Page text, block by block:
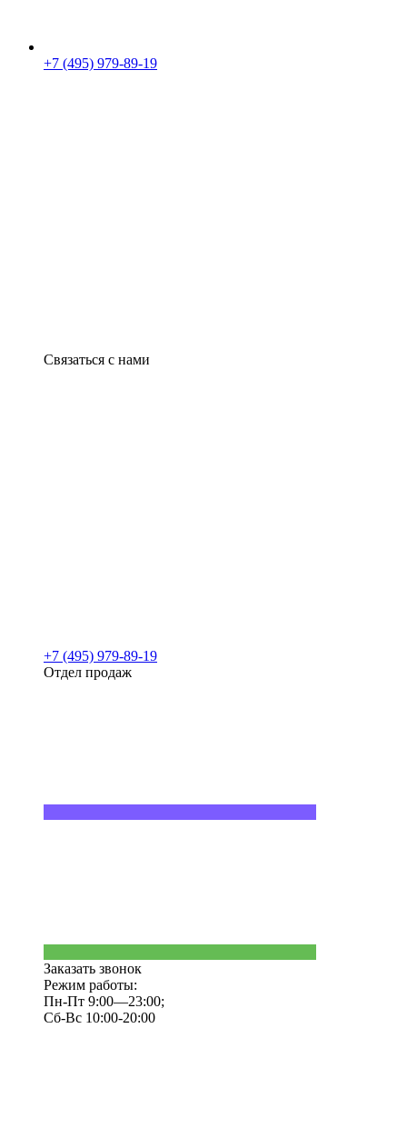
+7 (495) 979-89-19
Связаться с нами
+7 (495) 979-89-19
Отдел продаж
Заказать звонок
Режим работы:
Пн-Пт 9:00—23:00;
Сб-Вс 10:00-20:00